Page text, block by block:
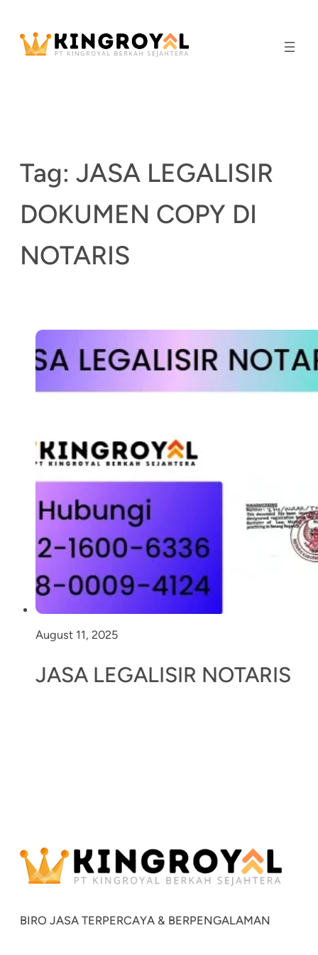
content
Tag: JASA LEGALISIR
DOKUMEN COPY DI
NOTARIS
August 11, 2025
JASA LEGALISIR NOTARIS
BIRO JASA TERPERCAYA & BERPENGALAMAN